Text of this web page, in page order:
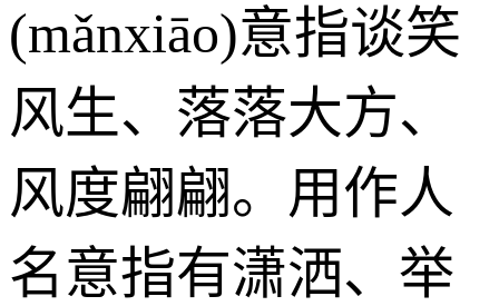
(mǎnxiāo)意指谈笑
风生、落落大方、
风度翩翩。用作人
名意指有潇洒、举